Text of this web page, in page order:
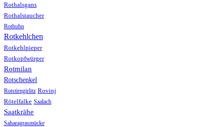
Rothalsgans
Rothalstaucher
Rothuhn
Rotkehlchen
Rotkehlpieper
Rotkopfwürger
Rotmilan
Rotschenkel
Rotstirngirlitz Rovinj
Rötelfalke Saalach
Saatkrähe
Saharagrasmücke